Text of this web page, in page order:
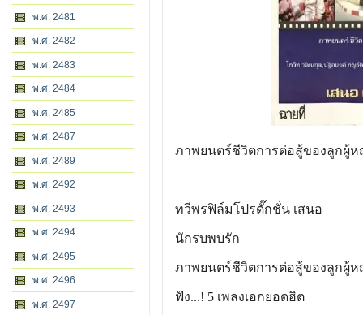
พ.ศ. 2481
พ.ศ. 2482
พ.ศ. 2483
พ.ศ. 2484
พ.ศ. 2485
พ.ศ. 2487
พ.ศ. 2489
พ.ศ. 2492
พ.ศ. 2493
พ.ศ. 2494
พ.ศ. 2495
พ.ศ. 2496
พ.ศ. 2497
ภาพยนตร์ชีวิตการต่อสู้ของลูกผู้ห
ทวีพรฟิล์มโปรดั๊กชั่น เสนอ
นักรบพบรัก
ภาพยนตร์ชีวิตการต่อสู้ของลูกผู้ห
ฟัง...! 5 เพลงเอกยอดฮิต